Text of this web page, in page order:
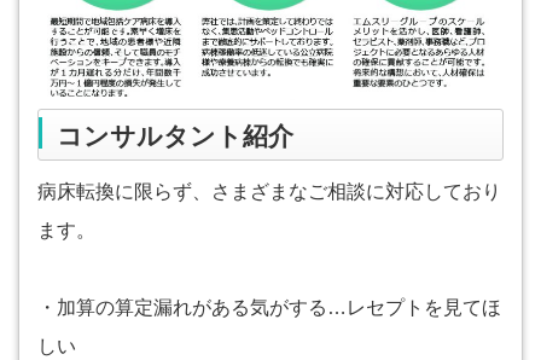
コンサルタント紹介
病床転換に限らず、さまざまなご相談に対応しており
ます。
・加算の算定漏れがある気がする…レセプトを見てほ
しい